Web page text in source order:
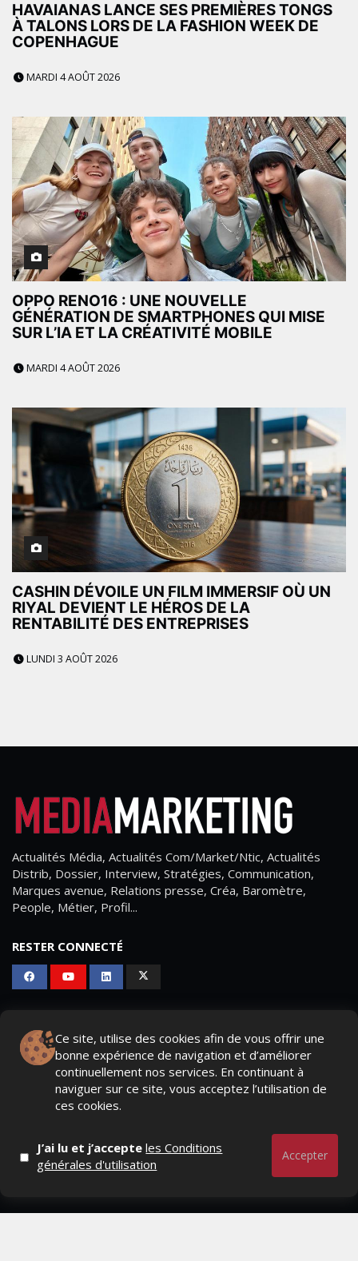
HAVAIANAS LANCE SES PREMIÈRES TONGS
À TALONS LORS DE LA FASHION WEEK DE
COPENHAGUE
MARDI 4 AOÛT 2026
OPPO RENO16 : UNE NOUVELLE
GÉNÉRATION DE SMARTPHONES QUI MISE
SUR L’IA ET LA CRÉATIVITÉ MOBILE
MARDI 4 AOÛT 2026
CASHIN DÉVOILE UN FILM IMMERSIF OÙ UN
RIYAL DEVIENT LE HÉROS DE LA
RENTABILITÉ DES ENTREPRISES
LUNDI 3 AOÛT 2026
Ce site, utilise des cookies afin de vous offrir une
bonne expérience de navigation et d’améliorer
continuellement nos services. En continuant à
naviguer sur ce site, vous acceptez l’utilisation de
ces cookies.
J’ai lu et j’accepteles Conditions
générales d'utilisation
Accepter
Actualités Média, Actualités Com/Market/Ntic, Actualités
Distrib, Dossier, Interview, Stratégies, Communication,
Marques avenue, Relations presse, Créa, Baromètre,
People, Métier, Profil...
RESTER CONNECTÉ
- Page d'accueil
- Qui sommes-nous ?
- Contactez-nous
- Conditions générales